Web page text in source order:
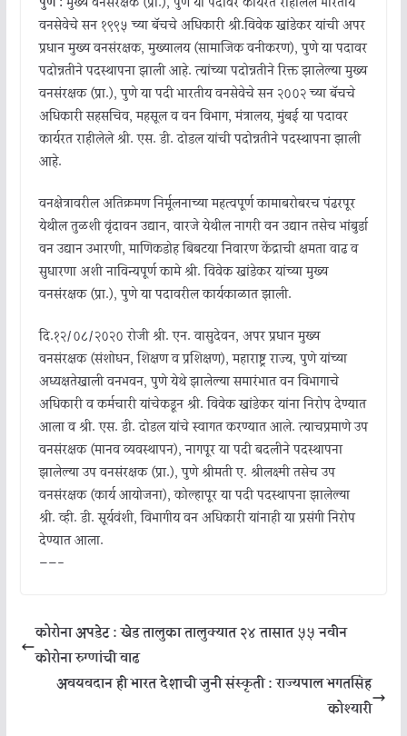
वनसेवेचे सन १९९५ च्या बॅचचे अधिकारी श्री.विवेक खांडेकर यांची अपर
प्रधान मुख्य वनसंरक्षक, मुख्यालय (सामाजिक वनीकरण), पुणे या पदावर
पदोन्नतीने पदस्थापना झाली आहे. त्यांच्या पदोन्नतीने रिक्त झालेल्या मुख्य
वनसंरक्षक (प्रा.), पुणे या पदी भारतीय वनसेवेचे सन २००२ च्या बॅचचे
अधिकारी सहसचिव, महसूल व वन विभाग, मंत्रालय, मुंबई या पदावर
कार्यरत राहीलेले श्री. एस. डी. दोडल यांची पदोन्नतीने पदस्थापना झाली
आहे.
वनक्षेत्रावरील अतिक्रमण निर्मूलनाच्या महत्वपूर्ण कामाबरोबरच पंढरपूर
येथील तुळशी वृंदावन उद्यान, वारजे येथील नागरी वन उद्यान तसेच भांबुर्डा
वन उद्यान उभारणी, माणिकडोह बिबटया निवारण केंद्राची क्षमता वाढ व
सुधारणा अशी नाविन्यपूर्ण कामे श्री. विवेक खांडेकर यांच्या मुख्य
वनसंरक्षक (प्रा.), पुणे या पदावरील कार्यकाळात झाली.
दि.१२/०८/२०२० रोजी श्री. एन. वासुदेवन, अपर प्रधान मुख्य
वनसंरक्षक (संशोधन, शिक्षण व प्रशिक्षण), महाराष्ट्र राज्य, पुणे यांच्या
अध्यक्षतेखाली वनभवन, पुणे येथे झालेल्या समारंभात वन विभागाचे
अधिकारी व कर्मचारी यांचेकडून श्री. विवेक खांडेकर यांना निरोप देण्यात
आला व श्री. एस. डी. दोडल यांचे स्वागत करण्यात आले. त्याचप्रमाणे उप
वनसंरक्षक (मानव व्यवस्थापन), नागपूर या पदी बदलीने पदस्थापना
झालेल्या उप वनसंरक्षक (प्रा.), पुणे श्रीमती ए. श्रीलक्ष्मी तसेच उप
वनसंरक्षक (कार्य आयोजना), कोल्हापूर या पदी पदस्थापना झालेल्या
श्री. व्ही. डी. सूर्यवंशी, विभागीय वन अधिकारी यांनाही या प्रसंगी ‍निरोप
देण्यात आला.
——-
कोरोना अपडेट : खेड तालुका तालुक्यात २४ तासात ५५ नवीन
कोरोना रुग्णांची वाढ
अवयवदान ही भारत देशाची जुनी संस्कृती : राज्यपाल भगतसिंह
कोश्यारी